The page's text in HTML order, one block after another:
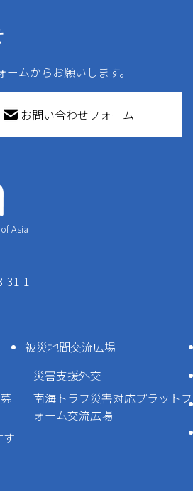
ムからお願いします。
お問い合わせフォーム
Asia
31-1
被災地間交流広場
災害支援外交
南海トラフ災害対応プラットフ
ォーム交流広場